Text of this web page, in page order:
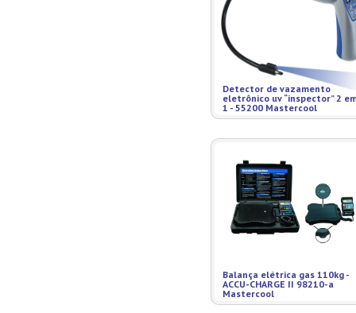
Detector de vazamento
eletrônico uv “inspector” 2
1 - 55200 Mastercool
Balança elétrica gas 110kg -
ACCU-CHARGE II 98210-a
Mastercool